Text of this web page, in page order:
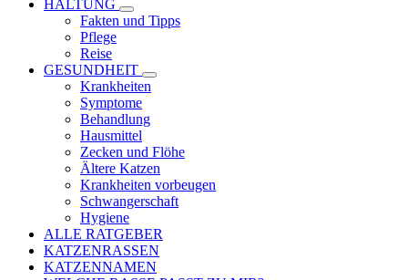
HALTUNG
Fakten und Tipps
Pflege
Reise
GESUNDHEIT
Krankheiten
Symptome
Behandlung
Hausmittel
Zecken und Flöhe
Ältere Katzen
Krankheiten vorbeugen
Schwangerschaft
Hygiene
ALLE RATGEBER
KATZENRASSEN
KATZENNAMEN